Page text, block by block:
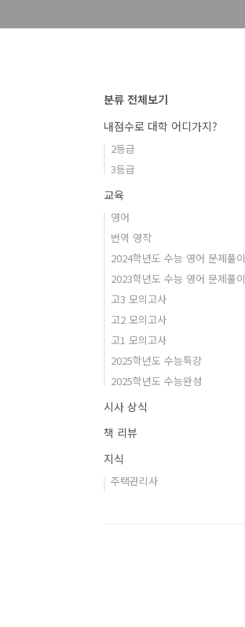
분류 전체보기
내점수로 대학 어디가지?
2등급
3등급
교육
영어
번역 영작
2024학년도 수능 영어 문제풀이
2023학년도 수능 영어 문제풀이
고3 모의고사
고2 모의고사
고1 모의고사
2025학년도 수능특강
2025학년도 수능완성
시사 상식
책 리뷰
지식
주택관리사